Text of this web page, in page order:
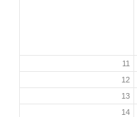
11
12
13
14